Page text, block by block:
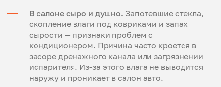
В салоне сыро и душно. Запотевшие стекла,
скопление влаги под ковриками и запах
сырости — признаки проблем с
кондиционером. Причина часто кроется в
засоре дренажного канала или загрязнении
испарителя. Из-за этого влага не выводится
наружу и проникает в салон авто.